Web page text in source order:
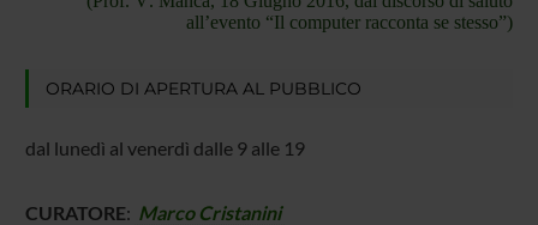
all’evento “Il computer racconta se stesso”)
ORARIO DI APERTURA AL PUBBLICO
dal lunedì al venerdì dalle 9 alle 19
CURATORE: Marco Cristanini